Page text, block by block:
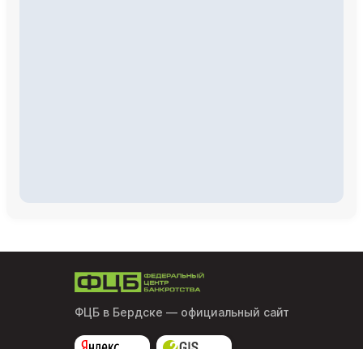
ФЦБ в Бердске — официальный сайт